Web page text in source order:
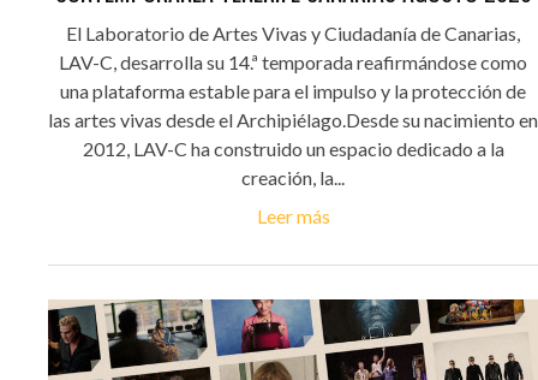
El Laboratorio de Artes Vivas y Ciudadanía de Canarias,
LAV-C, desarrolla su 14.ª temporada reafirmándose como
una plataforma estable para el impulso y la protección de
las artes vivas desde el Archipiélago.Desde su nacimiento en
2012, LAV-C ha construido un espacio dedicado a la
creación, la...
Leer más